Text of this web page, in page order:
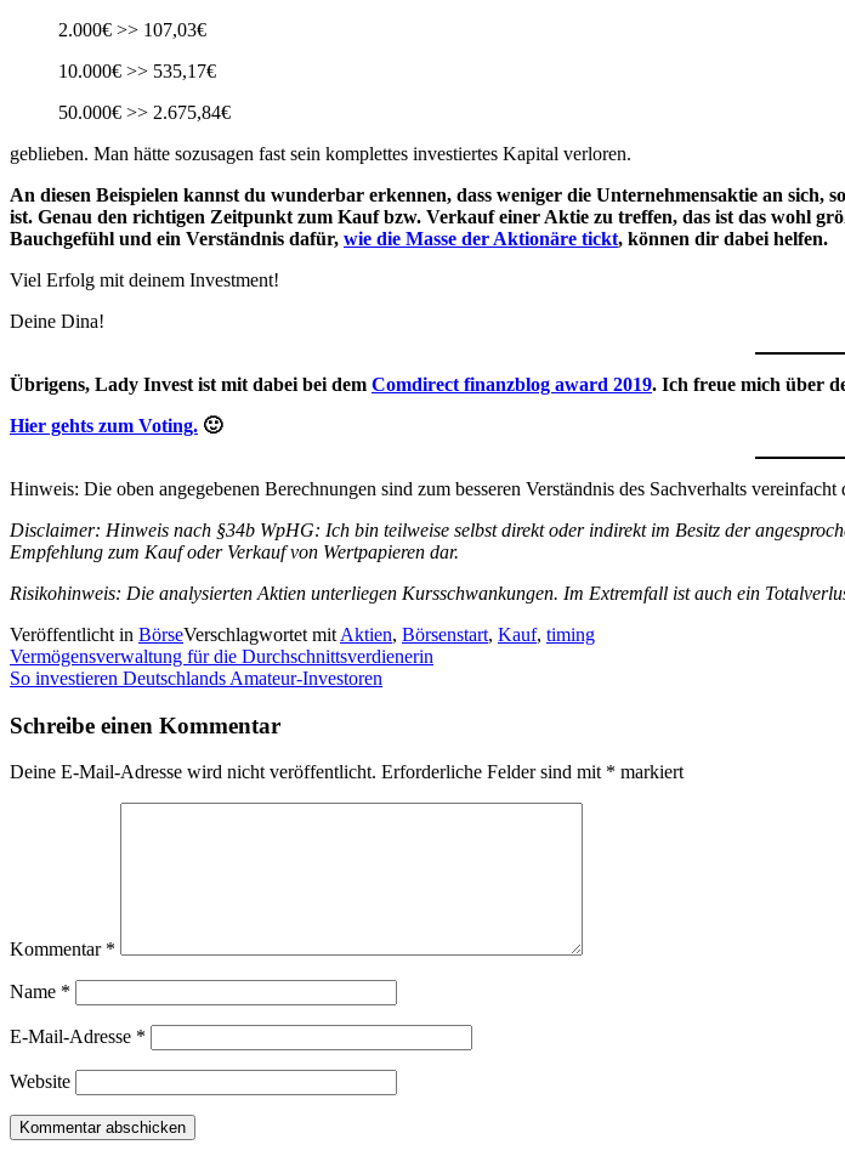
2.000€ >> 107,03€
10.000€ >> 535,17€
50.000€ >> 2.675,84€
geblieben. Man hätte sozusagen fast sein komplettes investiertes Kapital verloren.
An diesen Beispielen kannst du wunderbar erkennen, dass weniger die Unternehmensaktie an
ist. Genau den richtigen Zeitpunkt zum Kauf bzw. Verkauf einer Aktie zu treffen, das ist das wohl
Bauchgefühl und ein Verständnis dafür, wie die Masse der Aktionäre tickt, können dir dabei helfen.
Viel Erfolg mit deinem Investment!
Deine Dina!
Übrigens, Lady Invest ist mit dabei bei dem Comdirect finanzblog award 2019. Ich freue mich über
Hier gehts zum Voting. 🙂
Hinweis: Die oben angegebenen Berechnungen sind zum besseren Verständnis des Sachverhalts
Disclaimer: Hinweis nach §34b WpHG: Ich bin teilweise selbst direkt oder indirekt im Besitz der
Empfehlung zum Kauf oder Verkauf von Wertpapieren dar.
Risikohinweis: Die analysierten Aktien unterliegen Kursschwankungen. Im Extremfall ist auch ein
Veröffentlicht in BörseVerschlagwortet mit Aktien, Börsenstart, Kauf, timing
Beitragsnavigation
Vermögensverwaltung für die Durchschnittsverdienerin
So investieren Deutschlands Amateur-Investoren
Schreibe einen Kommentar
Deine E-Mail-Adresse wird nicht veröffentlicht. Erforderliche Felder sind mit * markiert
Kommentar *
Name *
E-Mail-Adresse *
Website